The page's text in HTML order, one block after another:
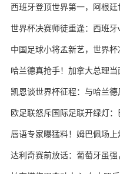
西班牙登顶世界第一，阿根
世界杯决赛师徒重逢：西班
天的战术板
中国足球小将孟新艺，世界杯
哈兰德真抢手！加拿大总理
卖品
凯恩谈世界杯征程：与哈兰
欧足联怒斥国际足联开绿灯
唇语专家曝猛料！姆巴佩场
妈的X"
达利奇赛前放话：葡萄牙虽
胁